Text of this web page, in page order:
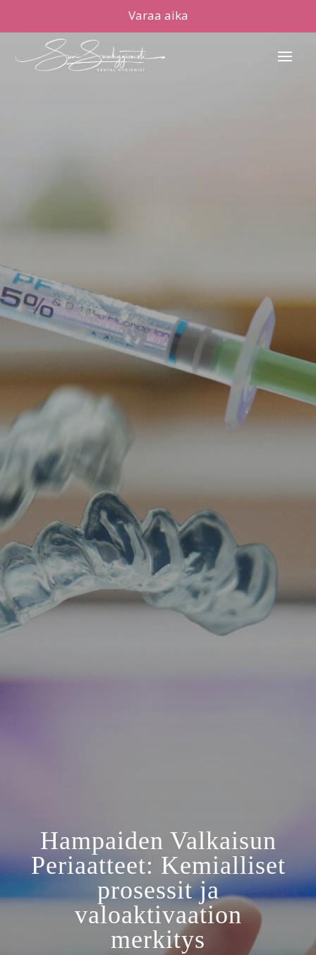
Varaa aika
Hampaiden Valkaisun
Periaatteet: Kemialliset
prosessit ja
valoaktivaation
merkitys